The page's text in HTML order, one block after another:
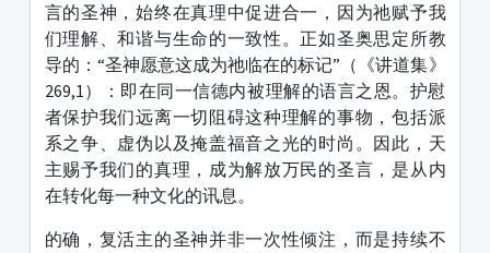
言的圣神，始终在真理中促进合一，因为祂赋予我
们理解、和谐与生命的一致性。正如圣奥思定所教
导的：“圣神愿意这成为祂临在的标记”（《讲道集》
269,1）：即在同一信德内被理解的语言之恩。护慰
者保护我们远离一切阻碍这种理解的事物，包括派
系之争、虚伪以及掩盖福音之光的时尚。因此，天
主赐予我们的真理，成为解放万民的圣言，是从内
在转化每一种文化的讯息。
的确，复活主的圣神并非一次性倾注，而是持续不